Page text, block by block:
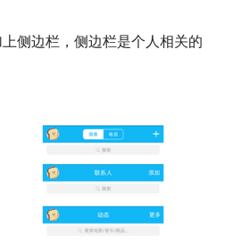
侧边栏，侧边栏是个人相关的